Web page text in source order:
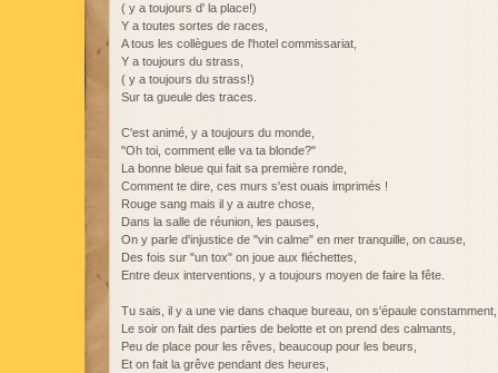
( y a toujours d' la place!)
Y a toutes sortes de races,
A tous les collègues de l'hotel commissariat,
Y a toujours du strass,
( y a toujours du strass!)
Sur ta gueule des traces.
C'est animé, y a toujours du monde,
"Oh toi, comment elle va ta blonde?"
La bonne bleue qui fait sa première ronde,
Comment te dire, ces murs s'est ouais imprimés !
Rouge sang mais il y a autre chose,
Dans la salle de réunion, les pauses,
On y parle d'injustice de "vin calme" en mer tranquille, on cause,
Des fois sur "un tox" on joue aux fléchettes,
Entre deux interventions, y a toujours moyen de faire la fête.
Tu sais, il y a une vie dans chaque bureau, on s'épaule constamment,
Le soir on fait des parties de belotte et on prend des calmants,
Peu de place pour les rêves, beaucoup pour les beurs,
Et on fait la grêve pendant des heures,